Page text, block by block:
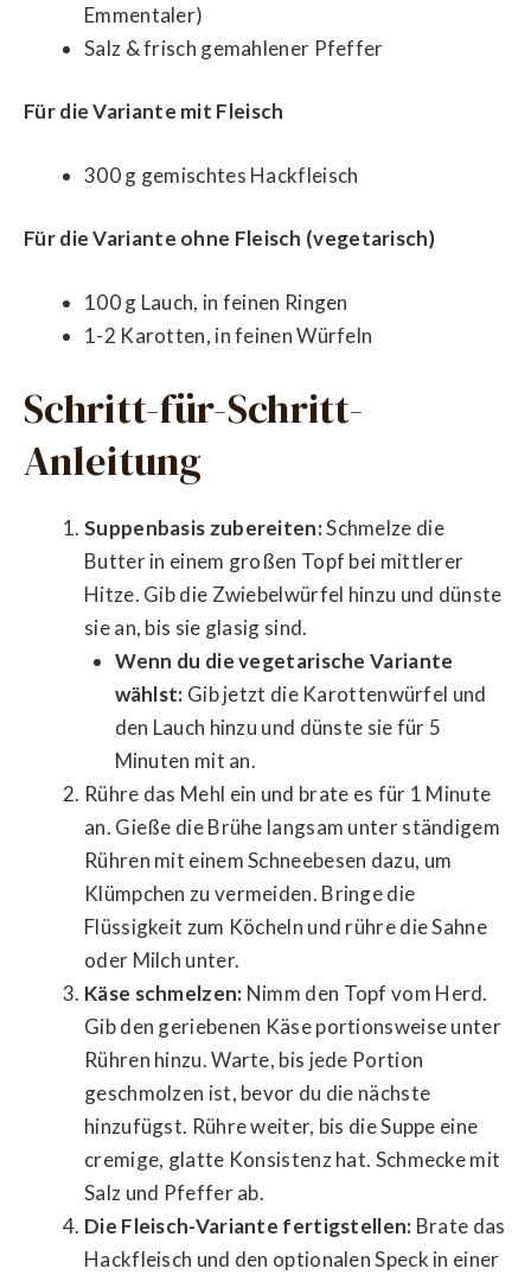
Emmentaler)
Salz & frisch gemahlener Pfeffer
Für die Variante mit Fleisch
300 g gemischtes Hackfleisch
Für die Variante ohne Fleisch (vegetarisch)
100 g Lauch, in feinen Ringen
1-2 Karotten, in feinen Würfeln
Schritt-für-Schritt-
Anleitung
Suppenbasis zubereiten:Schmelze die
Butter in einem großen Topf bei mittlerer
Hitze. Gib die Zwiebelwürfel hinzu und dünste
sie an, bis sie glasig sind.
Wenn du die vegetarische Variante
wählst: Gib jetzt die Karottenwürfel und
den Lauch hinzu und dünste sie für 5
Minuten mit an.
Rühre das Mehl ein und brate es für 1 Minute
an. Gieße die Brühe langsam unter ständigem
Rühren mit einem Schneebesen dazu, um
Klümpchen zu vermeiden. Bringe die
Flüssigkeit zum Köcheln und rühre die Sahne
oder Milch unter.
Käse schmelzen: Nimm den Topf vom Herd.
Gib den geriebenen Käse portionsweise unter
Rühren hinzu. Warte, bis jede Portion
geschmolzen ist, bevor du die nächste
hinzufügst. Rühre weiter, bis die Suppe eine
cremige, glatte Konsistenz hat. Schmecke mit
Salz und Pfeffer ab.
Die Fleisch-Variante fertigstellen: Brate das
Hackfleisch und den optionalen Speck in einer